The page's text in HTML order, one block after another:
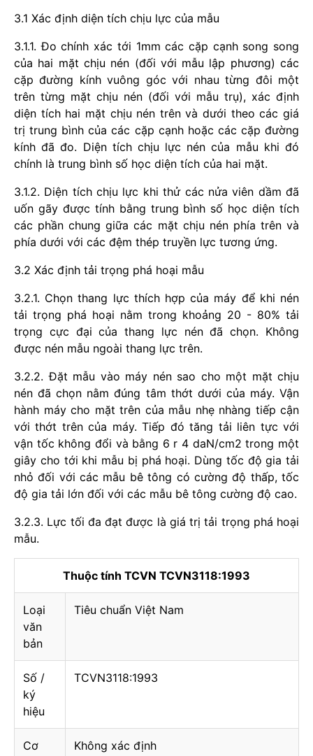
3.1 Xác định diện tích chịu lực của mẫu
3.1.1. Đo chính xác tới 1mm các cặp cạnh song song
của hai mặt chịu nén (đối với mẫu lập phương) các
cặp đường kính vuông góc với nhau từng đôi một
trên từng mặt chịu nén (đối với mẫu trụ), xác định
diện tích hai mặt chịu nén trên và dưới theo các giá
trị trung bình của các cặp cạnh hoặc các cặp đường
kính đã đo. Diện tích chịu lực nén của mẫu khi đó
chính là trung bình số học diện tích của hai mặt.
3.1.2. Diện tích chịu lực khi thử các nửa viên dầm đã
uốn gãy được tính bằng trung bình số học diện tích
các phần chung giữa các mặt chịu nén phía trên và
phía dưới với các đệm thép truyền lực tương ứng.
3.2 Xác định tải trọng phá hoại mẫu
3.2.1. Chọn thang lực thích hợp của máy để khi nén
tải trọng phá hoại nằm trong khoảng 20 - 80% tải
trọng cực đại của thang lực nén đã chọn. Không
được nén mẫu ngoài thang lực trên.
3.2.2. Đặt mẫu vào máy nén sao cho một mặt chịu
nén đã chọn nằm đúng tâm thớt dưới của máy. Vận
hành máy cho mặt trên của mẫu nhẹ nhàng tiếp cận
với thớt trên của máy. Tiếp đó tăng tải liên tực với
vận tốc không đổi và bằng 6 r 4 daN/cm2 trong một
giây cho tới khi mẫu bị phá hoại. Dùng tốc độ gia tải
nhỏ đối với các mẫu bê tông có cường độ thấp, tốc
độ gia tải lớn đối với các mẫu bê tông cường độ cao.
3.2.3. Lực tối đa đạt được là giá trị tải trọng phá hoại
mẫu.
Thuộc tính TCVN TCVN3118:1993
Loại
văn
bản
Tiêu chuẩn Việt Nam
Số /
ký
hiệu
TCVN3118:1993
Cơ
Không xác định